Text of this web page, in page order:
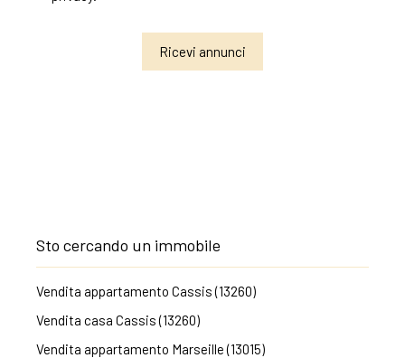
Ricevi annunci
Sto cercando un immobile
Vendita appartamento Cassis (13260)
Vendita casa Cassis (13260)
Vendita appartamento Marseille (13015)